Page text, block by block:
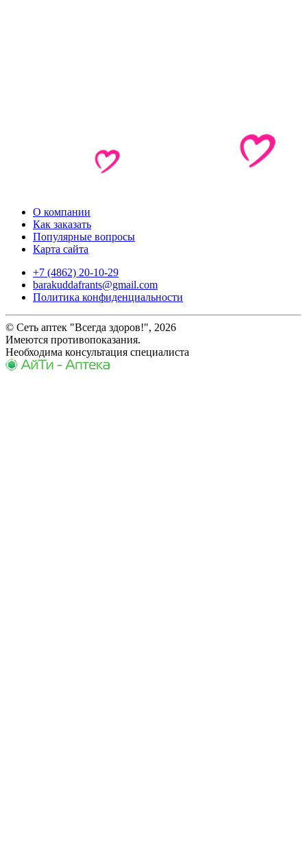
О компании
Как заказать
Популярные вопросы
Карта сайта
+7 (4862) 20-10-29
barakuddafrants@gmail.com
Политика конфиденциальности
© Сеть аптек "Всегда здоров!", 2026
Имеются противопоказания.
Необходима консультация специалиста